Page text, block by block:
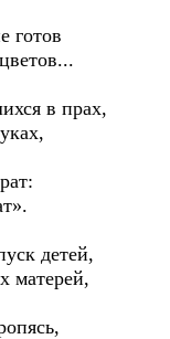
готов
в прах,
детей,
матерей,